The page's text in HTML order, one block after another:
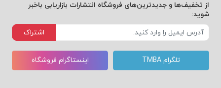
از تخفیف‌ها و جدیدترین‌های فروشگاه انتشارات بازاریابی باخبر
شوید:
اشتراک
تلگرام TMBA اینستاگرام فروشگاه